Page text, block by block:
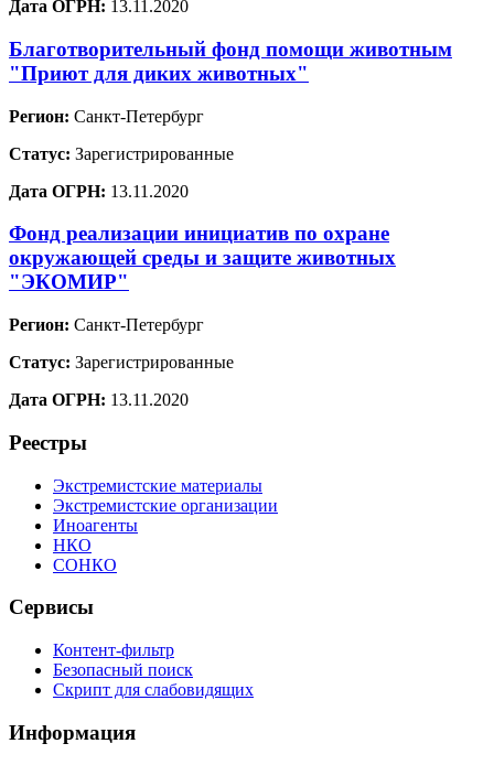
Дата ОГРН: 13.11.2020
Благотворительный фонд помощи животным
"Приют для диких животных"
Регион: Санкт-Петербург
Статус: Зарегистрированные
Дата ОГРН: 13.11.2020
Фонд реализации инициатив по охране
окружающей среды и защите животных
"ЭКОМИР"
Регион: Санкт-Петербург
Статус: Зарегистрированные
Дата ОГРН: 13.11.2020
Реестры
Экстремистские материалы
Экстремистские организации
Иноагенты
НКО
СОНКО
Сервисы
Контент-фильтр
Безопасный поиск
Скрипт для слабовидящих
Информация